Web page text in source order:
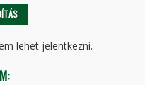
lehet jelentkezni.